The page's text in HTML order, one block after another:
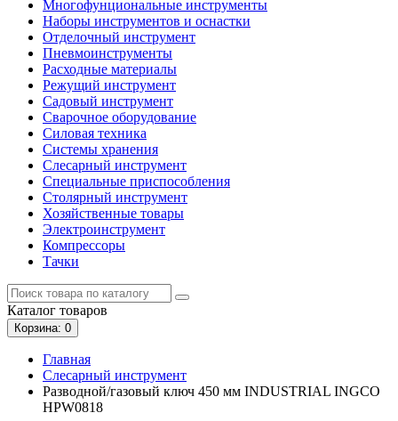
Многофунциональные инструменты
Наборы инструментов и оснастки
Отделочный инструмент
Пневмоинструменты
Расходные материалы
Режущий инструмент
Садовый инструмент
Сварочное оборудование
Силовая техника
Системы хранения
Слесарный инструмент
Специальные приспособления
Столярный инструмент
Хозяйственные товары
Электроинструмент
Компрессоры
Тачки
Каталог товаров
Корзина: 0
Главная
Слесарный инструмент
Разводной/газовый ключ 450 мм INDUSTRIAL INGCO
HPW0818